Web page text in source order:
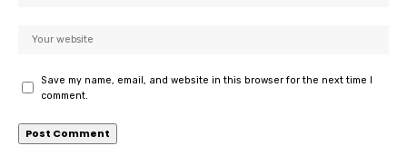
Save my name, email, and website in this browser for the next time I
comment.